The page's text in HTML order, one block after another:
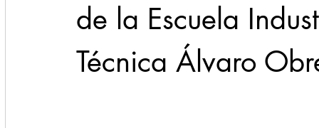
de la Escuela
Técnica Álvaro